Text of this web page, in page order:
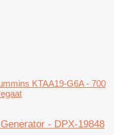
KTAA19-G6A - 700
- DPX-19848